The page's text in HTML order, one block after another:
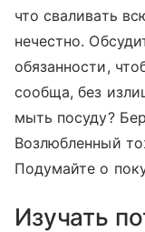
что сваливать
нечестно.
обязанности,
сообща, без
мыть посуду?
Возлюбленный
Подумайте о
Изучать